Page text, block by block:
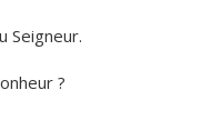
Seigneur.
?